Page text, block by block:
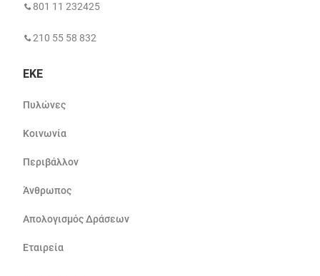
801 11 232425
210 55 58 832
ΕΚΕ
Πυλώνες
Κοινωνία
Περιβάλλον
Άνθρωπος
Απολογισμός Δράσεων
Εταιρεία